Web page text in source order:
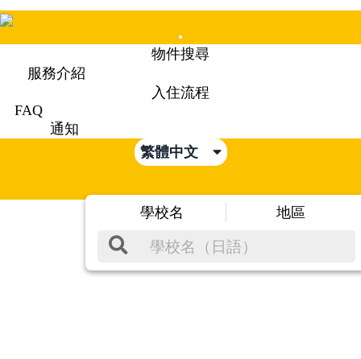
Mobile
Menu
物件搜尋
服務介紹
入住流程
FAQ
通知
繁體中文
學校名 地區